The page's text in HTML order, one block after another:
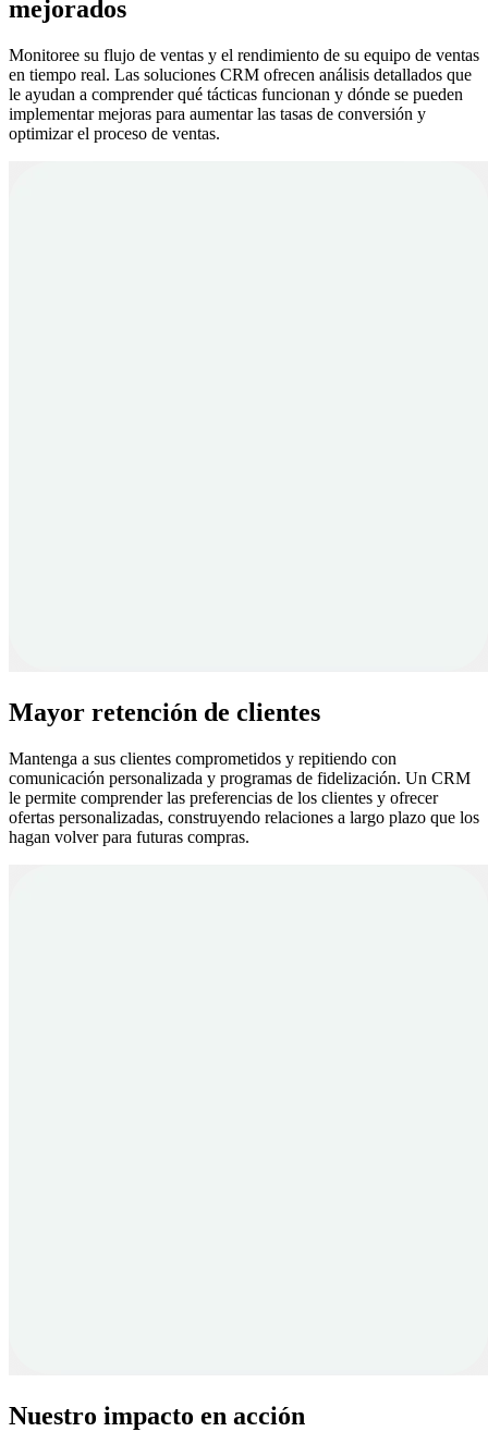
mejorados
Monitoree su flujo de ventas y el rendimiento de su equipo de ventas
en tiempo real. Las soluciones CRM ofrecen análisis detallados que
le ayudan a comprender qué tácticas funcionan y dónde se pueden
implementar mejoras para aumentar las tasas de conversión y
optimizar el proceso de ventas.
Mayor retención de clientes
Mantenga a sus clientes comprometidos y repitiendo con
comunicación personalizada y programas de fidelización. Un CRM
le permite comprender las preferencias de los clientes y ofrecer
ofertas personalizadas, construyendo relaciones a largo plazo que los
hagan volver para futuras compras.
Nuestro impacto en acción